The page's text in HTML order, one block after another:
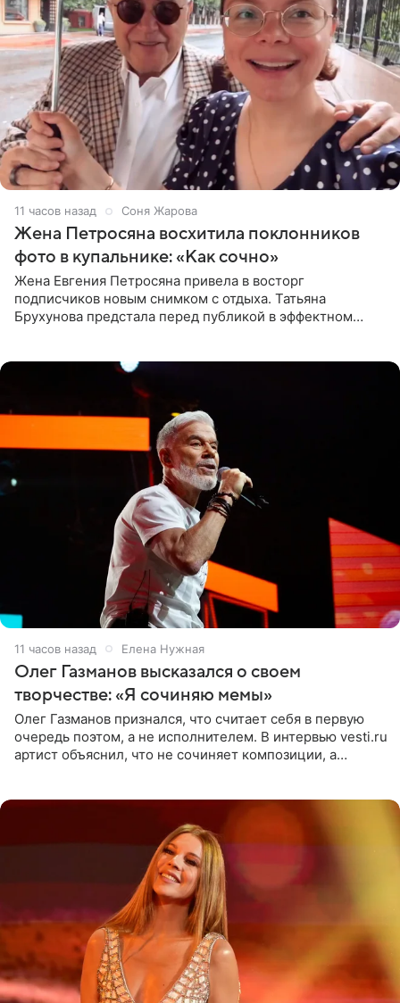
11 часов назад Соня Жарова
Жена Петросяна восхитила поклонников
фото в купальнике: «Как сочно»
Жена Евгения Петросяна привела в восторг
подписчиков новым снимком с отдыха. Татьяна
Брухунова предстала перед публикой в эффектном
11 часов назад Елена Нужная
Олег Газманов высказался о своем
творчестве: «Я сочиняю мемы»
Олег Газманов признался, что считает себя в первую
очередь поэтом, а не исполнителем. В интервью vesti.ru
артист объяснил, что не сочиняет композиции, а